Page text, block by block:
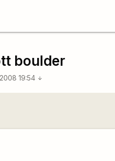
boulder
19:54 arrow_downward